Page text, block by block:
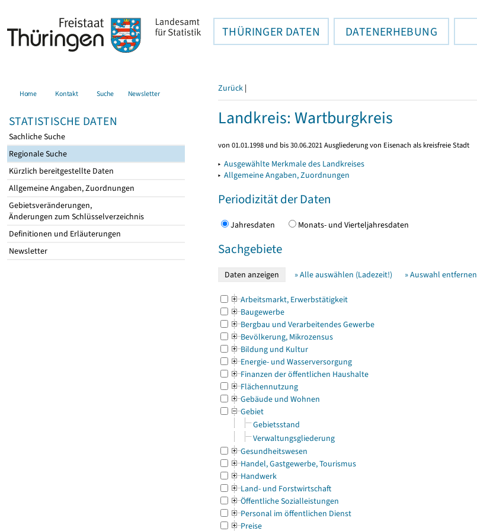
THÜRINGER DATEN DATENERHEBUNG
Home Kontakt Suche Newsletter
STATISTISCHE DATEN
Sachliche Suche
Regionale Suche
Kürzlich bereitgestellte Daten
Allgemeine Angaben, Zuordnungen
Gebietsveränderungen,
Änderungen zum Schlüsselverzeichnis
Definitionen und Erläuterungen
Newsletter
Zurück |
Landkreis: Wartburgkreis
von 01.01.1998 und bis 30.06.2021 Ausgliederung von Eisenach als kreisfreie Stadt
▸ Ausgewählte Merkmale des Landkreises
▸ Allgemeine Angaben, Zuordnungen
Periodizität der Daten
Jahresdaten Monats- und Vierteljahresdaten
Sachgebiete
» Alle auswählen (Ladezeit!) » Auswahl entfernen
Arbeitsmarkt, Erwerbstätigkeit
Baugewerbe
Bergbau und Verarbeitendes Gewerbe
Bevölkerung, Mikrozensus
Bildung und Kultur
Energie- und Wasserversorgung
Finanzen der öffentlichen Haushalte
Flächennutzung
Gebäude und Wohnen
Gebiet
Gebietsstand
Verwaltungsgliederung
Gesundheitswesen
Handel, Gastgewerbe, Tourismus
Handwerk
Land- und Forstwirtschaft
Öffentliche Sozialleistungen
Personal im öffentlichen Dienst
Preise